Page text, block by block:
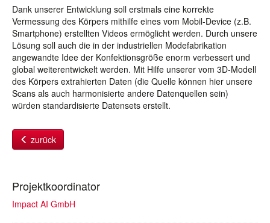
Dank unserer Entwicklung soll erstmals eine korrekte
Vermessung des Körpers mithilfe eines vom Mobil-Device (z.B.
Smartphone) erstellten Videos ermöglicht werden. Durch unsere
Lösung soll auch die in der industriellen Modefabrikation
angewandte Idee der Konfektionsgröße enorm verbessert und
global weiterentwickelt werden. Mit Hilfe unserer vom 3D-Modell
des Körpers extrahierten Daten (die Quelle können hier unsere
Scans als auch harmonisierte andere Datenquellen sein)
würden standardisierte Datensets erstellt.
zurück
Projektkoordinator
Impact AI GmbH